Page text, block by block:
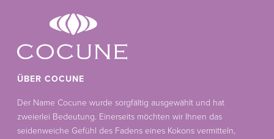
ÜBER COCUNE
Der Name Cocune wurde sorgfältig ausgewählt und hat
zweierlei Bedeutung. Einerseits möchten wir Ihnen das
seidenweiche Gefühl des Fadens eines Kokons vermitteln,